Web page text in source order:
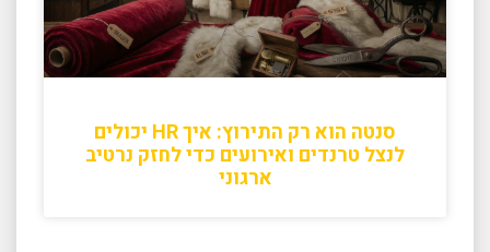
סנטה הוא רק התירוץ: איך HR יכולים
לנצל טרנדים ואירועים כדי לחזק נרטיב
ארגוני